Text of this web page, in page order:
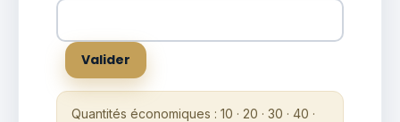
Quantités économiques : 10 · 20 · 30 · 40 ·